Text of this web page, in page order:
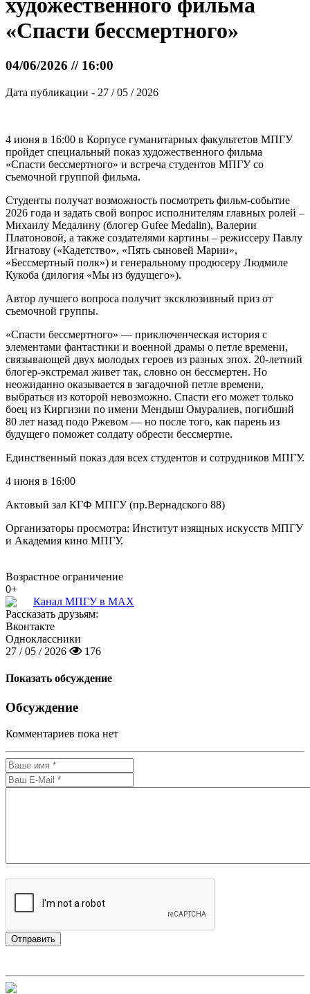
«Спасти бессмертного»
04/06/2026 // 16:00
Дата публикации - 27 / 05 / 2026
4 июня в 16:00 в Корпусе гуманитарных факультетов МПГУ
пройдет специальный показ художественного фильма
«Спасти бессмертного» и встреча студентов МПГУ со
съемочной группой фильма.
Студенты получат возможность посмотреть фильм-событие
2026 года и задать свой вопрос исполнителям главных ролей –
Михаилу Медалину (блогер Gufee Medalin), Валерии
Платоновой, а также создателями картины – режиссеру Павлу
Игнатову («Кадетство», «Пять сыновей Марии»,
«Бессмертный полк») и генеральному продюсеру Людмиле
Кукоба (дилогия «Мы из будущего»).
Автор лучшего вопроса получит эксклюзивный приз от
съемочной группы.
«Спасти бессмертного» — приключенческая история с
элементами фантастики и военной драмы о петле времени,
связывающей двух молодых героев из разных эпох. 20-летний
блогер-экстремал живет так, словно он бессмертен. Но
неожиданно оказывается в загадочной петле времени,
выбраться из которой невозможно. Спасти его может только
боец из Киргизии по имени Мендыш Омуралиев, погибший
80 лет назад подо Ржевом — но после того, как парень из
будущего поможет солдату обрести бессмертие.
Единственный показ для всех студентов и сотрудников МПГУ.
4 июня в 16:00
Актовый зал КГФ МПГУ (пр.Вернадского 88)
Организаторы просмотра: Институт изящных искусств МПГУ
и Академия кино МПГУ.
Возрастное ограничение
0+
Канал МПГУ в MAX
Рассказать друзьям:
Вконтакте
Одноклассники
27 / 05 / 2026
176
Показать обсуждение
Обсуждение
Комментариев пока нет